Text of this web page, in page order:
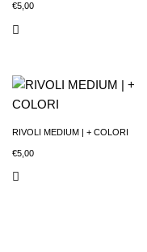
€5,00
RIVOLI MEDIUM | + COLORI
€5,00